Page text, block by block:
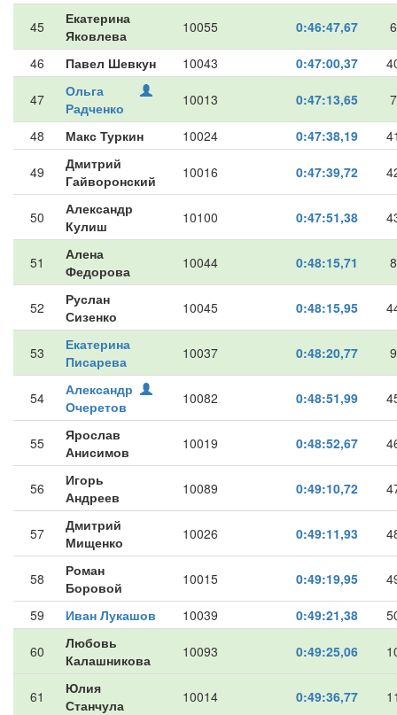
45
Екатерина
Яковлева
10055 0:46:47,67 6
46 Павел Шевкун 10043 0:47:00,37
47
Ольга
Радченко
10013 0:47:13,65 7
48 Макс Туркин 10024 0:47:38,19
49
Дмитрий
Гайворонский
10016 0:47:39,72
50
Александр
Кулиш
10100 0:47:51,38
51
Алена
Федорова
10044 0:48:15,71 8
52
Руслан
Сизенко
10045 0:48:15,95
53
Екатерина
Писарева
10037 0:48:20,77 9
54
Александр
Очеретов
10082 0:48:51,99
55
Ярослав
Анисимов
10019 0:48:52,67
56
Игорь
Андреев
10089 0:49:10,72
57
Дмитрий
Мищенко
10026 0:49:11,93
58
Роман
Боровой
10015 0:49:19,95
59 Иван Лукашов 10039 0:49:21,38
60
Любовь
Калашникова
10093 0:49:25,06
61
Юлия
Станчула
10014 0:49:36,77